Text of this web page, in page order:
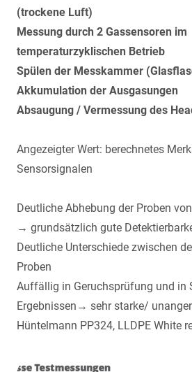
(trockene Luft)
Messung durch 2 Gassensoren im
temperaturzyklischen Betrieb
Spülen der Messkammer
Akkumulation der Ausgasungen
Absaugung / Vermessung des
Angezeigter Wert: berechnetes
Sensorsignalen
Deutliche Abhebung der Proben
→ grundsätzlich gute
Deutliche Unterschiede zwischen
Proben
Auffällig in Geruchsprüfung und in
Ergebnissen→ sehr starke/
Hüntelmann PP324, LLDPE White